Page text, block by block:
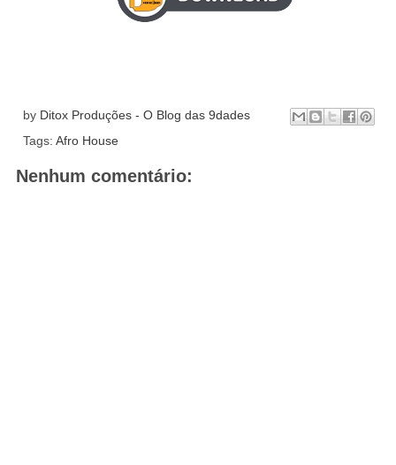
by Ditox Produções - O Blog das 9dades
Tags: Afro House
Nenhum comentário: